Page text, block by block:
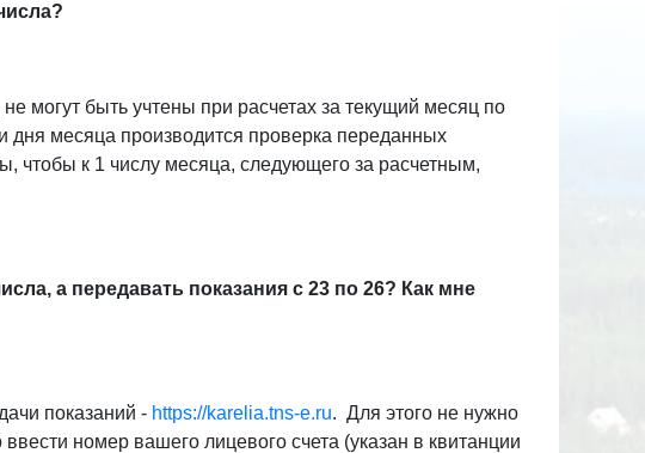
могут быть учтены при расчетах за текущий месяц по
месяца производится проверка переданных
чтобы к 1 числу месяца, следующего за расчетным,
а передавать показания с 23 по 26? Как мне
показаний - https://karelia.tns-e.ru. Для этого не нужно
номер вашего лицевого счета (указан в квитанции